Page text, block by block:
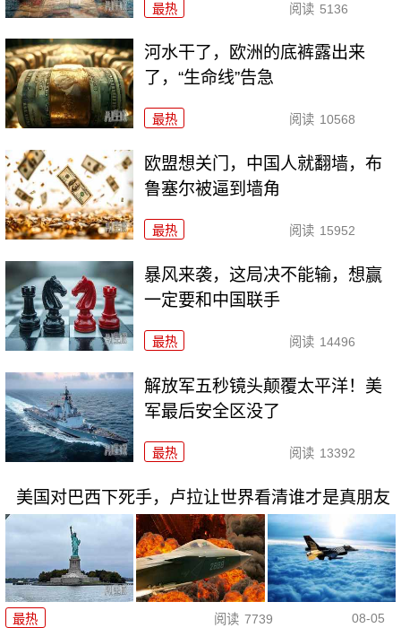
最热 阅读 5136
河水干了，欧洲的底裤露出来
了，“生命线”告急
最热 阅读 10568
欧盟想关门，中国人就翻墙，布
鲁塞尔被逼到墙角
最热 阅读 15952
暴风来袭，这局决不能输，想赢
一定要和中国联手
最热 阅读 14496
解放军五秒镜头颠覆太平洋！美
军最后安全区没了
最热 阅读 13392
美国对巴西下死手，卢拉让世界看清谁才是真朋友
最热 阅读 7739 08-05